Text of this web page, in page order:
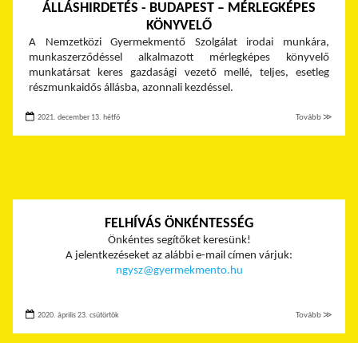
ÁLLÁSHIRDETÉS - BUDAPEST – MÉRLEGKÉPES
KÖNYVELŐ
A Nemzetközi Gyermekmentő Szolgálat irodai munkára,
munkaszerződéssel alkalmazott mérlegképes könyvelő
munkatársat keres gazdasági vezető mellé, teljes, esetleg
részmunkaidős állásba, azonnali kezdéssel.
2021. december 13. hétfő Tovább ≫
FELHÍVÁS ÖNKÉNTESSÉG
Önkéntes segítőket keresünk!
A jelentkezéseket az alábbi e-mail címen várjuk:
ngysz@gyermekmento.hu
2020. április 23. csütörtök Tovább ≫